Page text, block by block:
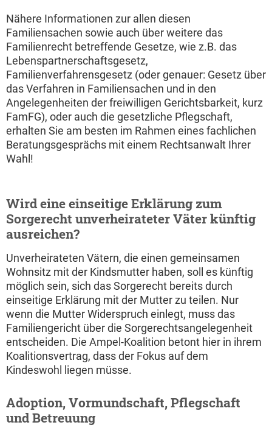
Nähere Informationen zur allen diesen
Familiensachen sowie auch über weitere das
Familienrecht betreffende Gesetze, wie z.B. das
Lebenspartnerschaftsgesetz,
Familienverfahrensgesetz (oder genauer: Gesetz über
das Verfahren in Familiensachen und in den
Angelegenheiten der freiwilligen Gerichtsbarkeit, kurz
FamFG), oder auch die gesetzliche Pflegschaft,
erhalten Sie am besten im Rahmen eines fachlichen
Beratungsgesprächs mit einem Rechtsanwalt Ihrer
Wahl!
Wird eine einseitige Erklärung zum
Sorgerecht unverheirateter Väter künftig
ausreichen?
Unverheirateten Vätern, die einen gemeinsamen
Wohnsitz mit der Kindsmutter haben, soll es künftig
möglich sein, sich das Sorgerecht bereits durch
einseitige Erklärung mit der Mutter zu teilen. Nur
wenn die Mutter Widerspruch einlegt, muss das
Familiengericht über die Sorgerechtsangelegenheit
entscheiden. Die Ampel-Koalition betont hier in ihrem
Koalitionsvertrag, dass der Fokus auf dem
Kindeswohl liegen müsse.
Adoption, Vormundschaft, Pflegschaft
und Betreuung